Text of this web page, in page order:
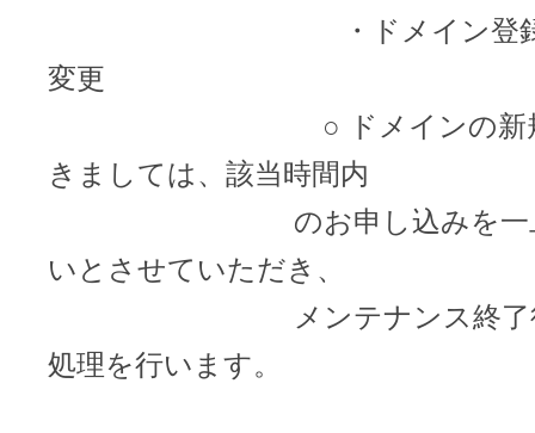
Linuxの運用に最適な仮想化環境を用
※ 弊社が独自で調査したホスティングシェ
ドメインのセキュリティ診断を
お名前.comネットde診断
メールアドレスを作成
お名前メール
販売パートナー制度
ドメイン販売パートナー
API連携や後払いが可能なプログラム
販売パートナー制度
・ドメイン登録情
変更
○ ドメインの新規ご
きましては、該当時間内
のお申し込みを一旦登
いとさせていただき、
メンテナンス終了後に
処理を行います。